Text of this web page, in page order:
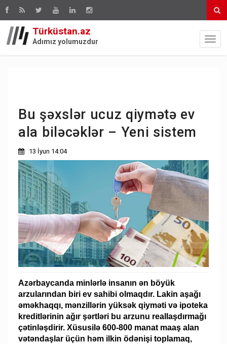
Türküstan.az
Adımız yolumuzdur
Bu şəxslər ucuz qiymətə ev
ala biləcəklər – Yeni sistem
13 İyun 14:04
Azərbaycanda minlərlə insanın ən böyük
arzularından biri ev sahibi olmaqdır. Lakin aşağı
əməkhaqqı, mənzillərin yüksək qiyməti və ipoteka
kreditlərinin ağır şərtləri bu arzunu reallaşdırmağı
çətinləşdirir. Xüsusilə 600-800 manat maaş alan
vətəndaşlar üçün həm ilkin ödənişi toplamaq,